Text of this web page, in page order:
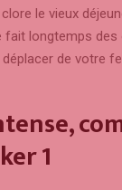
le vieux
longtemps des
de votre
1